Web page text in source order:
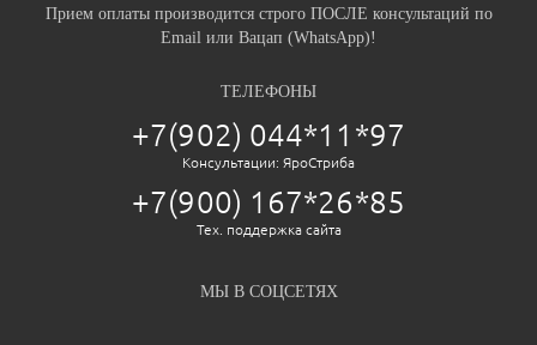
Прием оплаты производится строго ПОСЛЕ консультаций по
Email или Вацап (WhatsApp)!
ТЕЛЕФОНЫ
+7(902) 044*11*97
Консультации: ЯроСтриба
+7(900) 167*26*85
Тех. поддержка сайта
МЫ В СОЦСЕТЯХ